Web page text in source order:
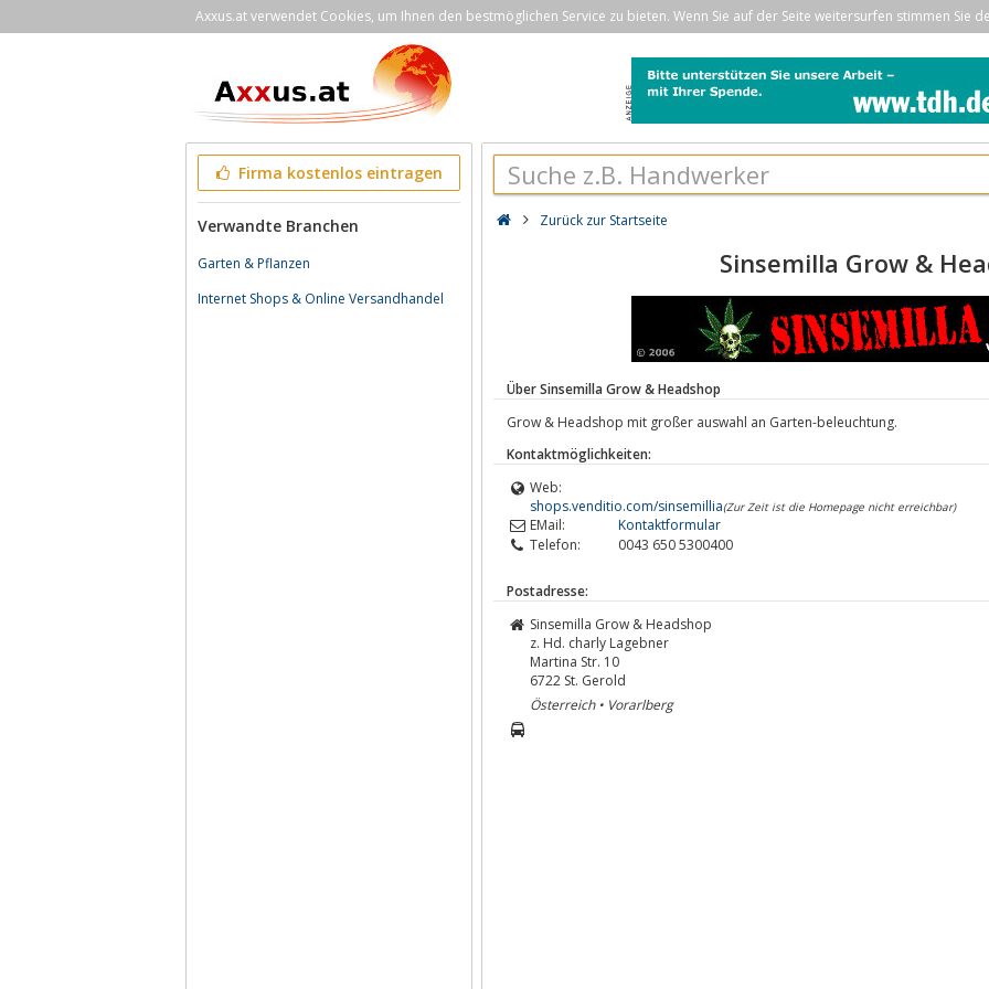
Axxus.at verwendet Cookies, um Ihnen den bestmöglichen Service zu bieten. Wenn Sie auf der Seite weitersurfen stimmen Sie
Firma kostenlos eintragen
Verwandte Branchen
Garten & Pflanzen
Internet Shops & Online Versandhandel
Zurück zur Startseite
Sinsemilla Grow &
Über Sinsemilla Grow & Headshop
Grow & Headshop mit großer auswahl an Garten-beleuchtung.
Kontaktmöglichkeiten:
Web:
shops.venditio.com/sinsemillia(Zur Zeit ist die Homepage nicht erreichbar)
EMail:
Kontaktformular
Telefon:
0043 650 5300400
Postadresse:
Sinsemilla Grow & Headshop
z. Hd. charly Lagebner
Martina Str. 10
6722 St. Gerold
Österreich • Vorarlberg